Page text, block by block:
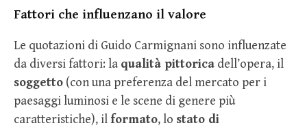
Fattori che influenzano il valore
Le quotazioni di Guido Carmignani sono influenzate
da diversi fattori: la qualità pittorica dell’opera, il
soggetto (con una preferenza del mercato per i
paesaggi luminosi e le scene di genere più
caratteristiche), il formato, lo stato di